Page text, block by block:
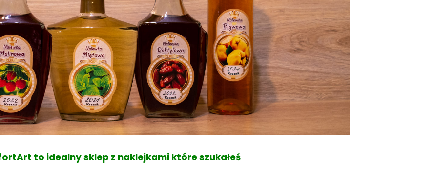
to idealny sklep z naklejkami które szukałeś